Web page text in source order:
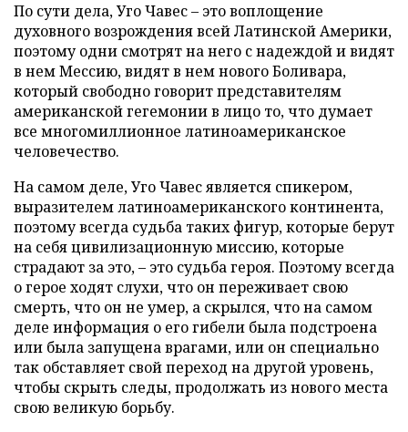
По сути дела, Уго Чавес – это воплощение
духовного возрождения всей Латинской Америки,
поэтому одни смотрят на него с надеждой и видят
в нем Мессию, видят в нем нового Боливара,
который свободно говорит представителям
американской гегемонии в лицо то, что думает
все многомиллионное латиноамериканское
человечество.
На самом деле, Уго Чавес является спикером,
выразителем латиноамериканского континента,
поэтому всегда судьба таких фигур, которые берут
на себя цивилизационную миссию, которые
страдают за это, – это судьба героя. Поэтому всегда
о герое ходят слухи, что он переживает свою
смерть, что он не умер, а скрылся, что на самом
деле информация о его гибели была подстроена
или была запущена врагами, или он специально
так обставляет свой переход на другой уровень,
чтобы скрыть следы, продолжать из нового места
свою великую борьбу.